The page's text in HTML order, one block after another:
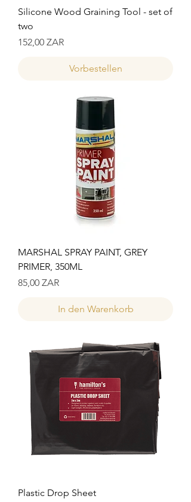
Silicone Wood Graining Tool - set of
two
Preis
152,00 ZAR
Vorbestellen
MARSHAL SPRAY PAINT, GREY
PRIMER, 350ML
Preis
85,00 ZAR
In den Warenkorb
Plastic Drop Sheet